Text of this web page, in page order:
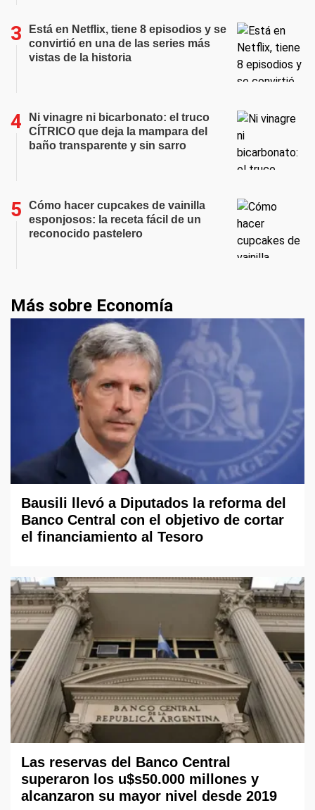
Está en Netflix, tiene 8 episodios y se
convirtió en una de las series más
vistas de la historia
Ni vinagre ni bicarbonato: el truco
CÍTRICO que deja la mampara del
baño transparente y sin sarro
Cómo hacer cupcakes de vainilla
esponjosos: la receta fácil de un
reconocido pastelero
Más sobre Economía
Bausili llevó a Diputados la reforma del
Banco Central con el objetivo de cortar
el financiamiento al Tesoro
Las reservas del Banco Central
superaron los u$s50.000 millones y
alcanzaron su mayor nivel desde 2019